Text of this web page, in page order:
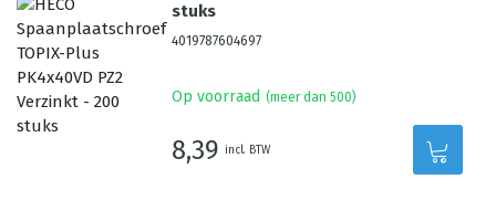
stuks
4019787604697
Op voorraad (meer dan 500)
8,39 incl. BTW